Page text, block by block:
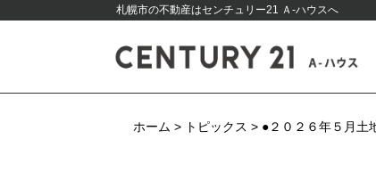
札幌市の不動産はセンチュリー21 Ａ-ハウスへ
ホーム > トピックス > ●２０２６年５月